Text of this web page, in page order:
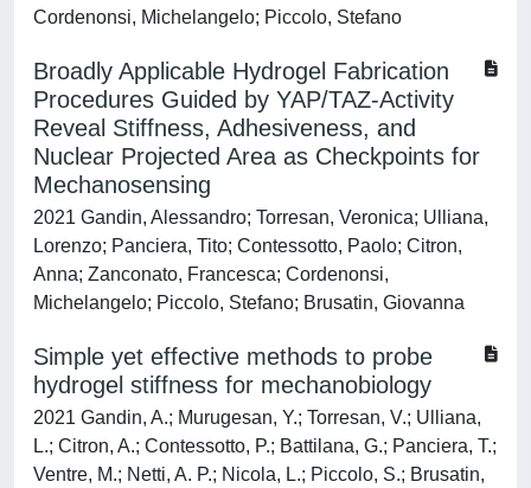
Cordenonsi, Michelangelo; Piccolo, Stefano
Broadly Applicable Hydrogel Fabrication
Procedures Guided by YAP/TAZ-Activity
Reveal Stiffness, Adhesiveness, and
Nuclear Projected Area as Checkpoints for
Mechanosensing
2021 Gandin, Alessandro; Torresan, Veronica; Ulliana,
Lorenzo; Panciera, Tito; Contessotto, Paolo; Citron,
Anna; Zanconato, Francesca; Cordenonsi,
Michelangelo; Piccolo, Stefano; Brusatin, Giovanna
Simple yet effective methods to probe
hydrogel stiffness for mechanobiology
2021 Gandin, A.; Murugesan, Y.; Torresan, V.; Ulliana,
L.; Citron, A.; Contessotto, P.; Battilana, G.; Panciera, T.;
Ventre, M.; Netti, A. P.; Nicola, L.; Piccolo, S.; Brusatin,